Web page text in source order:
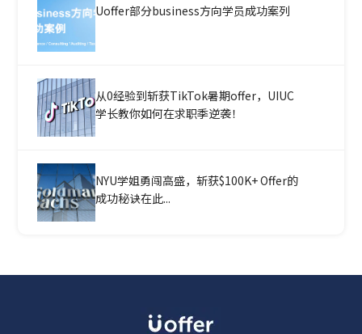
Uoffer部分business方向学员成功案列
从0经验到斩获TikTok暑期offer，UIUC
学长教你如何在求职季逆袭！
NYU学姐勇闯高盛，斩获$100K+ Offer的
成功秘诀在此...